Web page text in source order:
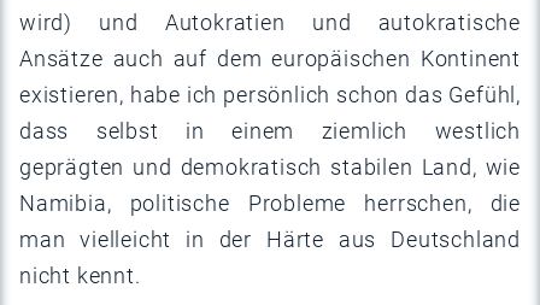
wird) und Autokratien und autokratische
Ansätze auch auf dem europäischen Kontinent
existieren, habe ich persönlich schon das Gefühl,
dass selbst in einem ziemlich westlich
geprägten und demokratisch stabilen Land, wie
Namibia, politische Probleme herrschen, die
man vielleicht in der Härte aus Deutschland
nicht kennt.